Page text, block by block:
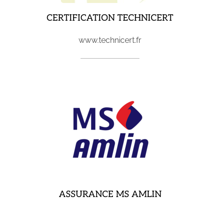
CERTIFICATION TECHNICERT
www.technicert.fr
ASSURANCE MS AMLIN